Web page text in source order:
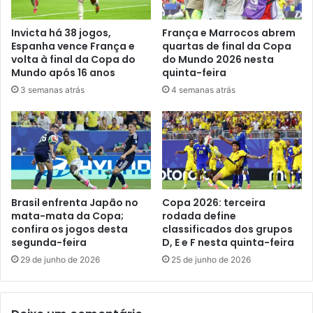
Invicta há 38 jogos,
Espanha vence França e
volta à final da Copa do
Mundo após 16 anos
3 semanas atrás
França e Marrocos abrem
quartas de final da Copa
do Mundo 2026 nesta
quinta-feira
4 semanas atrás
Brasil enfrenta Japão no
mata-mata da Copa;
confira os jogos desta
segunda-feira
29 de junho de 2026
Copa 2026: terceira
rodada define
classificados dos grupos
D, E e F nesta quinta-feira
25 de junho de 2026